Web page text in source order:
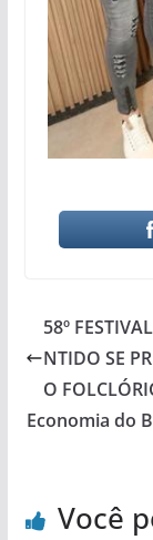
58º
NTIDO SE
O
Economia do
Você